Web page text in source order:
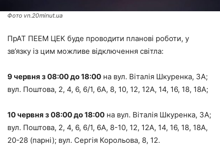
Фото vn.20minut.ua
ПрАТ ПЕЕМ ЦЕК буде проводити планові роботи, у
зв’язку із цим можливе відключення світла:
9 червня з 08:00 до 18:00 на вул. Віталія Шкуренка, 3А;
вул. Поштова, 2, 4, 6, 6/1, 6А, 8, 10, 12, 12А, 14, 16, 18, 18А;
10 червня з 08:00 до 18:00 на вул. Віталія Шкуренка, 3А;
вул. Поштова, 2, 4, 6, 6/1, 6А, 8-10, 12, 12А, 14, 16, 18, 18А,
20-28 (парні); вул. Сергія Корольова, 8, 12.